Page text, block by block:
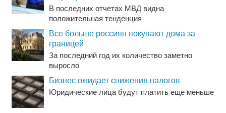
В последних отчетах МВД видна
положительная тенденция
Все больше россиян покупают дома за
границей
За последний год их количество заметно
выросло
Бизнес ожидает снижения налогов
Юридические лица будут платить еще меньше